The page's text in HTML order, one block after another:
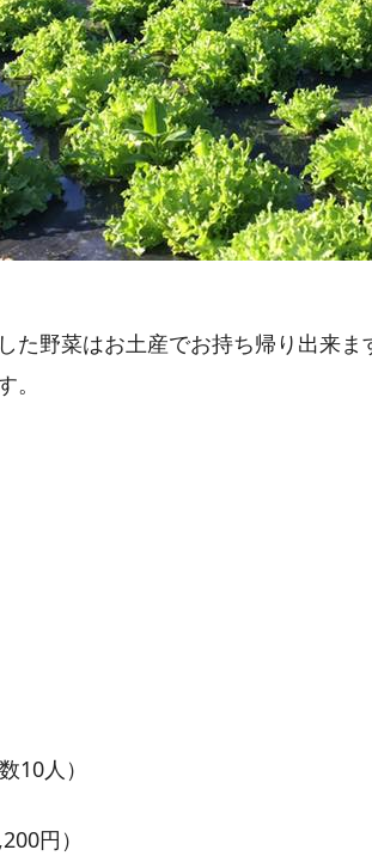
た野菜はお土産でお持ち帰り出来
人）
円）